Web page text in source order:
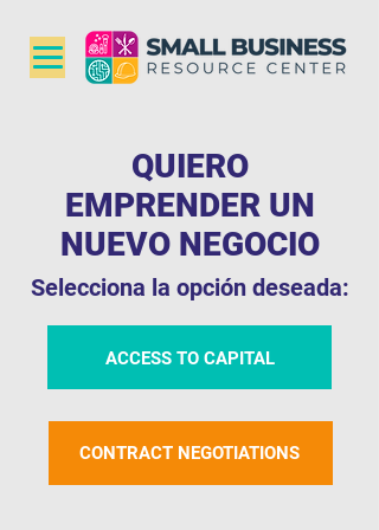
QUIERO
EMPRENDER UN
NUEVO NEGOCIO
Selecciona la opción deseada:
ACCESS TO CAPITAL
CONTRACT NEGOTIATIONS